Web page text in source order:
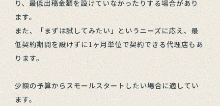
り、最低出稿金額を設けていなかったりする場合があり
ます。
また、「まずは試してみたい」というニーズに応え、最
低契約期間を設けずに1ヶ月単位で契約できる代理店もあ
ります。
少額の予算からスモールスタートしたい場合に適してい
ます。